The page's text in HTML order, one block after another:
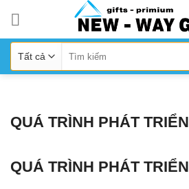
content
QUÁ TRÌNH PHÁT TRIỂN
QUÁ TRÌNH PHÁT TRIỂN